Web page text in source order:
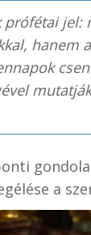
prófétai jel:
hanem a
a